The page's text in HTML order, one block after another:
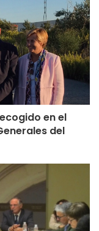
llevar a cabo esta
y educativa que en
permitiría la
Actualmente y
las mujeres las
la crianza de los
colabora en
que “la
en esta etapa
permitiendo el
en el
del